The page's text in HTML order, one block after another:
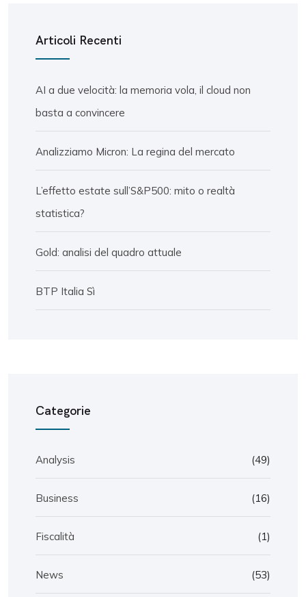
Articoli Recenti
AI a due velocità: la memoria vola, il cloud non
basta a convincere
Analizziamo Micron: La regina del mercato
L’effetto estate sull’S&P500: mito o realtà
statistica?
Gold: analisi del quadro attuale
BTP Italia Sì
Categorie
Analysis (49)
Business (16)
Fiscalità (1)
News (53)